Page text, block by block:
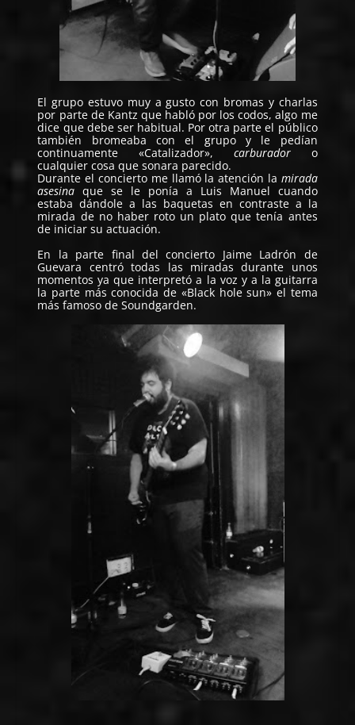
El grupo estuvo muy a gusto con bromas y charlas
por parte de Kantz que habló por los codos, algo me
dice que debe ser habitual. Por otra parte el público
también bromeaba con el grupo y le pedían
continuamente «Catalizador», carburador o
cualquier cosa que sonara parecido.
Durante el concierto me llamó la atención la mirada
asesinaque se le ponía a Luis Manuel cuando
estaba dándole a las baquetas en contraste a la
mirada de no haber roto un plato que tenía antes
de iniciar su actuación.
En la parte final del concierto Jaime Ladrón de
Guevara centró todas las miradas durante unos
momentos ya que interpretó a la voz y a la guitarra
la parte más conocida de «Black hole sun» el tema
más famoso de Soundgarden.